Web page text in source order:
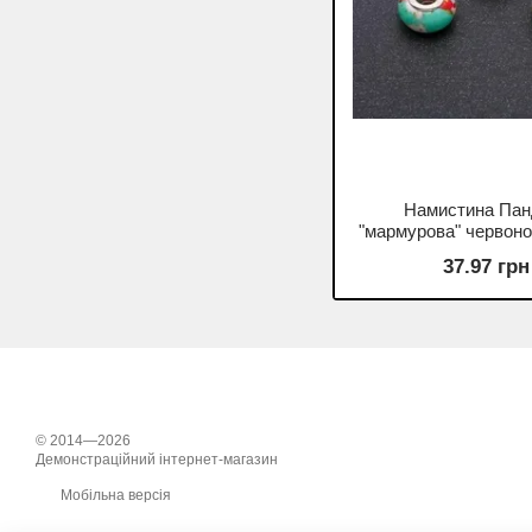
Намистина
"мармурова"
37.97 грн
© 2014—2026
Демонстраційний інтернет-магазин
Мобільна версія